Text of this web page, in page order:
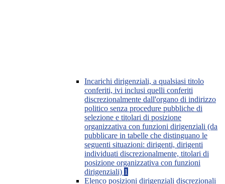
Incarichi dirigenziali, a qualsiasi titolo
conferiti, ivi inclusi quelli conferiti
discrezionalmente dall'organo di indirizzo
politico senza procedure pubbliche di
selezione e titolari di posizione
organizzativa con funzioni dirigenziali (da
pubblicare in tabelle che distinguano le
seguenti situazioni: dirigenti, dirigenti
individuati discrezionalmente, titolari di
posizione organizzativa con funzioni
dirigenziali) 1
Elenco posizioni dirigenziali discrezionali